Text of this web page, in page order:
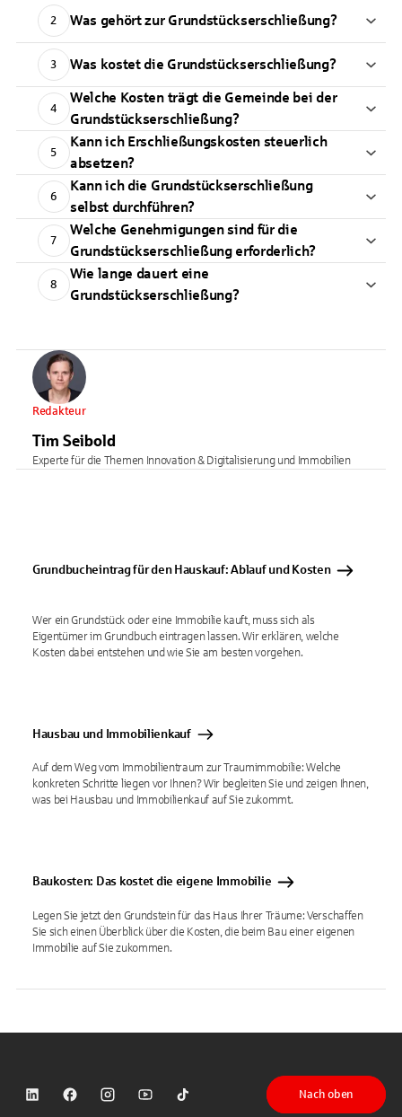
2 Was gehört zur Grundstückserschließung?
3 Was kostet die Grundstückserschließung?
4
Welche Kosten trägt die Gemeinde bei der
Grundstückserschließung?
5
Kann ich Erschließungskosten steuerlich
absetzen?
6
Kann ich die Grundstückserschließung
selbst durchführen?
7
Welche Genehmigungen sind für die
Grundstückserschließung erforderlich?
8
Wie lange dauert eine
Grundstückserschließung?
Redakteur
Tim Seibold
Experte für die Themen Innovation & Digitalisierung und Immobilien
Grundbucheintrag für den Hauskauf: Ablauf und Kosten
Wer ein Grundstück oder eine Immobilie kauft, muss sich als
Eigentümer im Grundbuch eintragen lassen. Wir erklären, welche
Kosten dabei entstehen und wie Sie am besten vorgehen.
Hausbau und Immobilienkauf
Auf dem Weg vom Immobilientraum zur Traumimmobilie: Welche
konkreten Schritte liegen vor Ihnen? Wir begleiten Sie und zeigen Ihnen,
was bei Hausbau und Immobilienkauf auf Sie zukommt.
Baukosten: Das kostet die eigene Immobilie
Legen Sie jetzt den Grundstein für das Haus Ihrer Träume: Verschaffen
Sie sich einen Überblick über die Kosten, die beim Bau einer eigenen
Immobilie auf Sie zukommen.
Sparkasse auf LinkedIn
Sparkasse auf Facebook
Sparkasse auf Instagram
Sparkasse auf YouTube
Sparkasse auf TikTok
Nach oben